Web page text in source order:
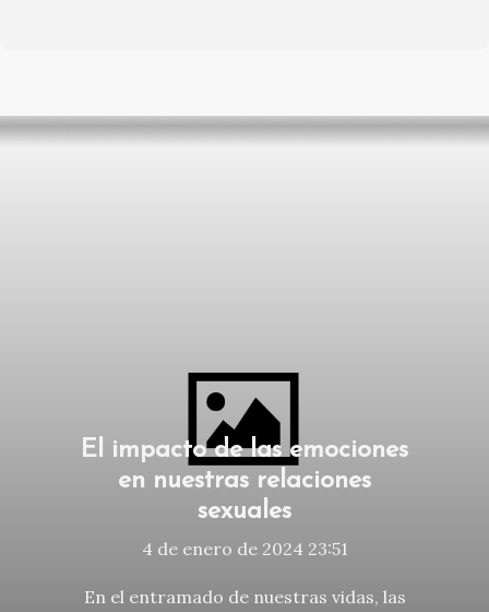
El impacto de las emociones
en nuestras relaciones
sexuales
4 de enero de 2024 23:51
En el entramado de nuestras vidas, las